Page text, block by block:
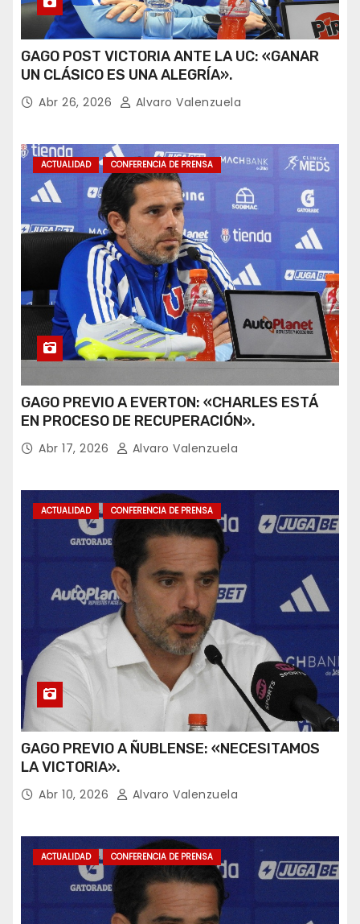
GAGO POST VICTORIA ANTE LA UC: «GANAR
UN CLÁSICO ES UNA ALEGRÍA».
Abr 26, 2026 Alvaro Valenzuela
ACTUALIDAD CONFERENCIA DE PRENSA
GAGO PREVIO A EVERTON: «CHARLES ESTÁ
EN PROCESO DE RECUPERACIÓN».
Abr 17, 2026 Alvaro Valenzuela
ACTUALIDAD CONFERENCIA DE PRENSA
GAGO PREVIO A ÑUBLENSE: «NECESITAMOS
LA VICTORIA».
Abr 10, 2026 Alvaro Valenzuela
ACTUALIDAD CONFERENCIA DE PRENSA